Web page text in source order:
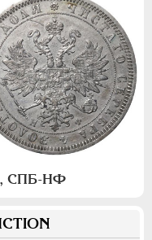
СПБ-НФ